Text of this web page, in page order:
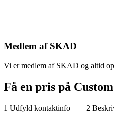
Medlem af SKAD
Vi er medlem af SKAD og altid
Få en pris på
1 Udfyld kontaktinfo – 2